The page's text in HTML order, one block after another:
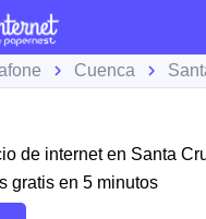
Cuenca
de internet en Santa
gratis en 5 minutos